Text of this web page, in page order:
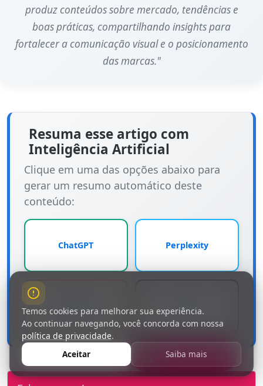
Fale Conosco
produz conteúdos sobre mercado, tendências e
boas práticas, compartilhando insights para
fortalecer a comunicação visual e o posicionamento
das marcas."
Resuma esse artigo com
Inteligência Artificial
Clique em uma das opções abaixo para
gerar um resumo automático deste
conteúdo:
ChatGPT Perplexity
Claude Grok
Temos cookies para melhorar sua experiência.
Ao continuar navegando, você concorda com nossa
política de privacidade.
Aceitar
Saiba mais